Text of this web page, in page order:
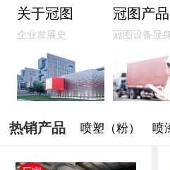
关于冠图
企业发展史
冠图产品
冠图设备显
热销产品 喷塑（粉）
设备
喷